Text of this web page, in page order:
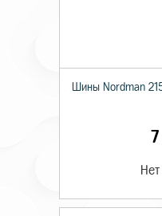
Шины Nordman